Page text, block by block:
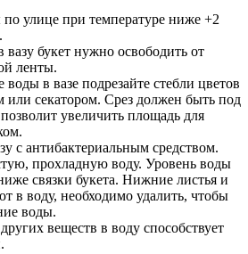
улице при температуре ниже +2
букет нужно освободить от
ленты.
в вазе подрезайте стебли цветов
секатором. Срез должен быть под
увеличить площадь для
с антибактериальным средством.
прохладную воду. Уровень воды
связки букета. Нижние листья и
в воду, необходимо удалить, чтобы
воды.
веществ в воду способствует